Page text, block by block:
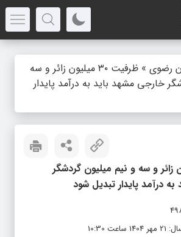
رضوی »
ظرفیت ۳۰ میلیون زائر و سه
خارجی مشهد باید به درآمد پایدار
میلیون زائر و سه و نیم میلیون گردشگر
درآمد پایدار تبدیل شود
10:30